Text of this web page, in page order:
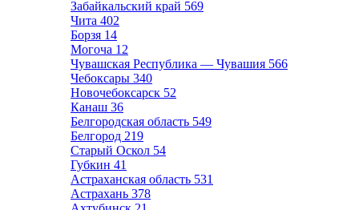
Забайкальский край 569
Чита 402
Борзя 14
Могоча 12
Чувашская Республика — Чувашия 566
Чебоксары 340
Новочебоксарск 52
Канаш 36
Белгородская область 549
Белгород 219
Старый Оскол 54
Губкин 41
Астраханская область 531
Астрахань 378